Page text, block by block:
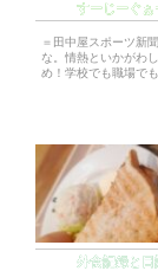
すーじーぐぁ
＝田中屋スポーツ新
な。情熱といかがわ
め！学校でも職場で
外食記録と日